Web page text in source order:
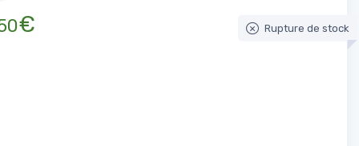
€ Rupture de stock